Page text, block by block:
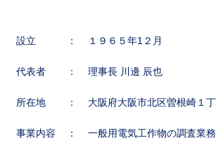
設立 ： １９６５年1２月
代表者 ： 理事長 川邊 辰也
所在地 ： 大阪府大阪市北区曽根崎１
事業内容 ： 一般用電気工作物の調査業